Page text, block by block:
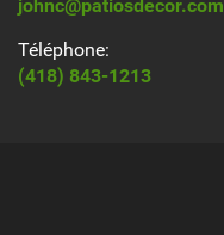
johnc@patiosdecor.com
Téléphone:
(418) 843-1213